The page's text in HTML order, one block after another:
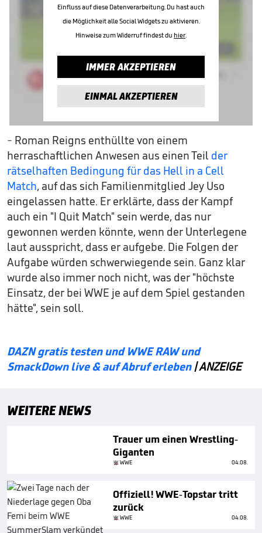
Einfluss auf diese Datenverarbeitung. Du hast auch
die Möglichkeit alle Social Widgets zu aktivieren.
Hinweise zum Widerruf findest du hier.
IMMER AKZEPTIEREN
EINMAL AKZEPTIEREN
- Roman Reigns enthüllte von einem
herraschaftlichen Anwesen aus einen Teil der
rätselhaften Bedingung für das Hell in a Cell
Match, auf das sich Familienmitglied Jey Uso
eingelassen hatte. Er erklärte, dass der Kampf
auch ein "I Quit Match" sein werde, das nur
gewonnen werden könnte, wenn der Unterlegene
laut ausspricht, dass er aufgebe. Die Folgen der
Aufgabe würden schwerwiegende sein. Ganz klar
wurde also immer noch nicht, was der "höchste
Einsatz, der bei WWE je auf dem Spiel gestanden
hätte", sein soll.
DAZN gratis testen und WWE RAW und
SmackDown live & auf Abruf erleben | ANZEIGE
WEITERE NEWS
Trauer um einen Wrestling-
Giganten
WWE 04.08.
Offiziell! WWE-Topstar tritt
zurück
WWE 04.08.